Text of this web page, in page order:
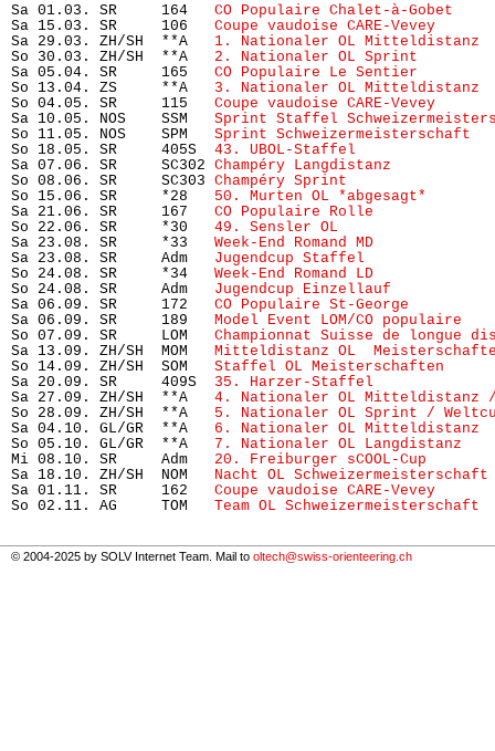
Sa 01.03. SR     164 CO Populaire Chalet-à-Gobet
Sa 15.03. SR     106 Coupe vaudoise CARE-Vevey
Sa 29.03. ZH/SH  **A 1. Nationaler OL Mitteldistanz
So 30.03. ZH/SH  **A 2. Nationaler OL Sprint
Sa 05.04. SR     165 CO Populaire Le Sentier
So 13.04. ZS     **A 3. Nationaler OL Mitteldistanz
So 04.05. SR     115 Coupe vaudoise CARE-Vevey
Sa 10.05. NOS    SSM Sprint Staffel
So 11.05. NOS    SPM Sprint Schweizermeisterschaft
So 18.05. SR     405S 43. UBOL-Staffel
Sa 07.06. SR     SC302 Champéry Langdistanz
So 08.06. SR     SC303 Champéry Sprint
So 15.06. SR     *28 50. Murten OL *abgesagt*
Sa 21.06. SR     167 CO Populaire Rolle
So 22.06. SR     *30 49. Sensler OL
Sa 23.08. SR     *33 Week-End Romand MD
Sa 23.08. SR     Adm Jugendcup Staffel
So 24.08. SR     *34 Week-End Romand LD
So 24.08. SR     Adm Jugendcup Einzellauf
Sa 06.09. SR     172 CO Populaire St-George
Sa 06.09. SR     189 Model Event LOM/CO populaire
So 07.09. SR     LOM Championnat Suisse de longue
Sa 13.09. ZH/SH  MOM Mitteldistanz OL
So 14.09. ZH/SH  SOM Staffel OL Meisterschaften
Sa 20.09. SR     409S 35. Harzer-Staffel
Sa 27.09. ZH/SH  **A 4. Nationaler OL Mitteldistanz /
So 28.09. ZH/SH  **A 5. Nationaler OL Sprint /
Sa 04.10. GL/GR  **A 6. Nationaler OL Mitteldistanz
So 05.10. GL/GR  **A 7. Nationaler OL Langdistanz
Mi 08.10. SR     Adm 20. Freiburger sCOOL-Cup
Sa 18.10. ZH/SH  NOM
Nacht OL Schweizermeisterschaft
Sa 01.11. SR     162 Coupe vaudoise CARE-Vevey
So 02.11. AG     TOM Team OL Schweizermeisterschaft
© 2004-2025 by SOLV Internet Team. Mail to oltech@swiss-orienteering.ch